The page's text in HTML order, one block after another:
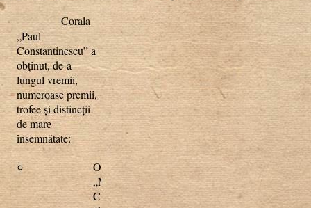
Corala
„Paul
Constantinescu” a
obţinut, de-a
lungul vremii,
numeroase premii,
trofee şi distincţii
de mare
însemnătate:
Ordinul
„Meritul
Cultural”